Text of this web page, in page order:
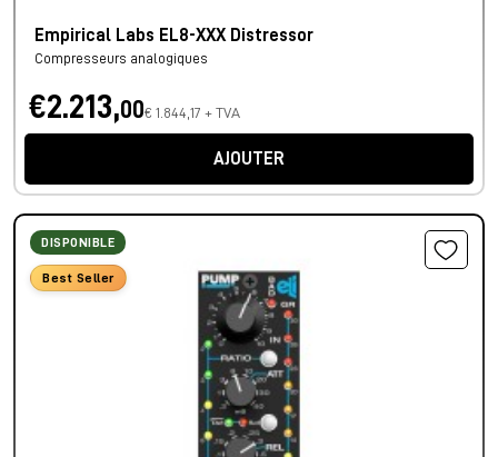
Empirical Labs EL8-XXX Distressor
Compresseurs analogiques
€2.213,00€ 1.844,17 + TVA
AJOUTER
DISPONIBLE
Best Seller